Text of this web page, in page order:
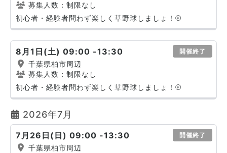
募集人数：制限なし
初心者・経験者問わず楽しく草野球しましょ！⚾️
8月1日(土) 09:00 -13:30 開催終了
千葉県柏市周辺
募集人数：制限なし
初心者・経験者問わず楽しく草野球しましょ！⚾️
2026年7月
7月26日(日) 09:00 -13:30 開催終了
千葉県柏市周辺